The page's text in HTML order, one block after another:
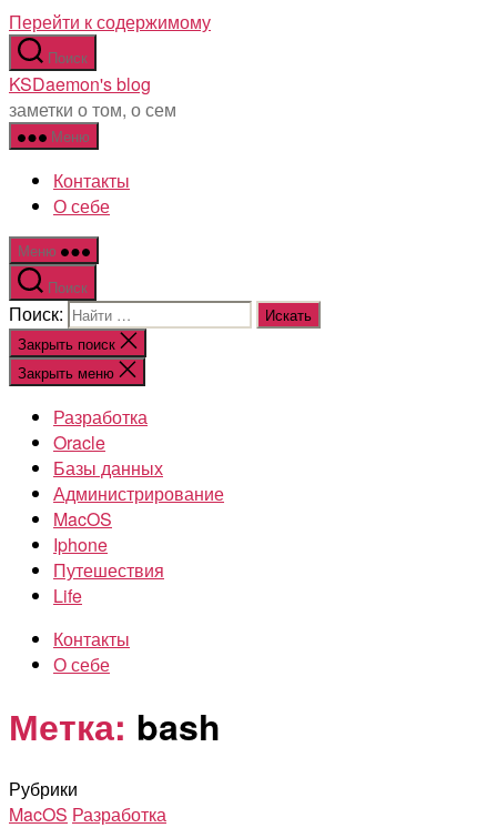
Перейти к содержимому
Поиск
KSDaemon's blog
заметки о том, о сем
Меню
Контакты
О себе
Меню
Поиск
Поиск:
Закрыть поиск
Закрыть меню
Разработка
Oracle
Базы данных
Администрирование
MacOS
Iphone
Путешествия
Life
Контакты
О себе
Метка: bash
Рубрики
MacOS Разработка